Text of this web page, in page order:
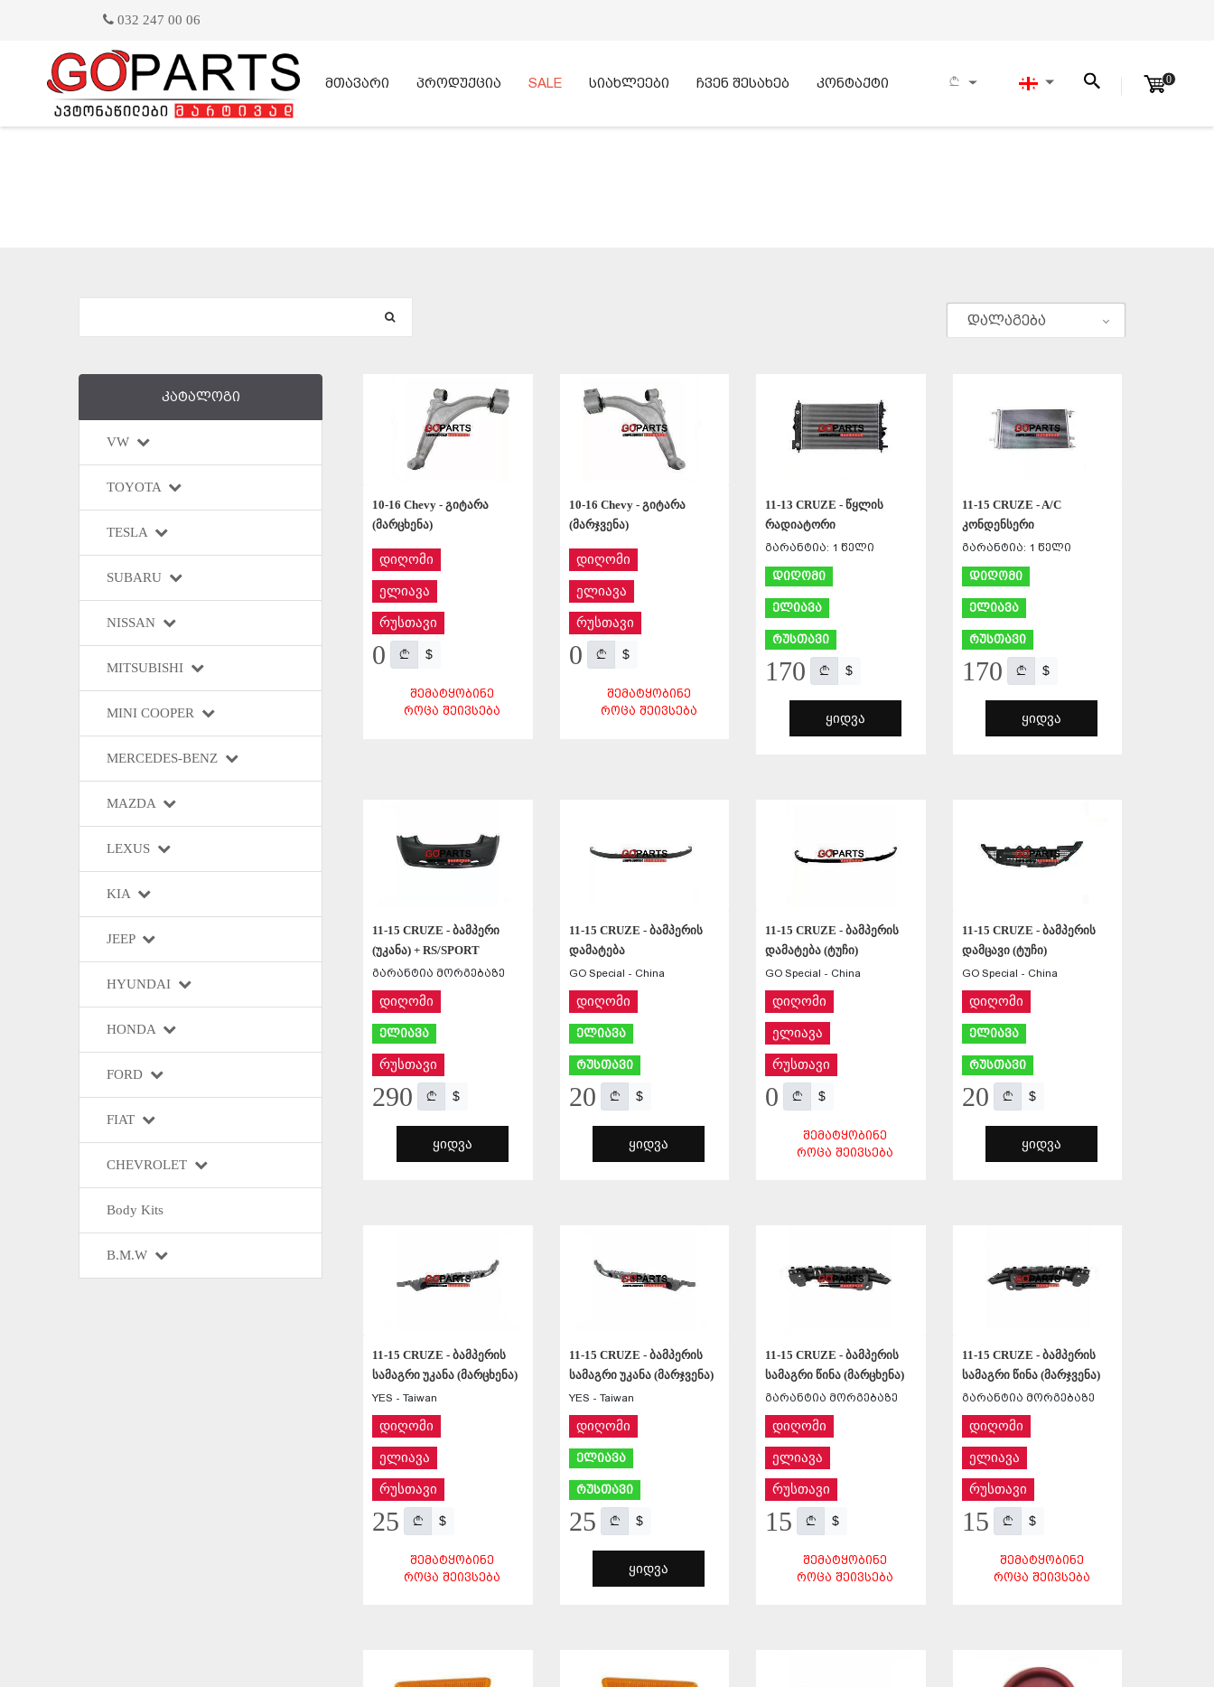
032 247 00 06
მთავარი პროდუქცია SALE სიახლეები ჩვენ შესახებ კონტაქტი 0
დალაგება
კატალოგი
VW
TOYOTA
TESLA
SUBARU
NISSAN
MITSUBISHI
MINI COOPER
MERCEDES-BENZ
MAZDA
LEXUS
KIA
JEEP
HYUNDAI
HONDA
FORD
FIAT
CHEVROLET
Body Kits
B.M.W
10-16 Chevy - გიტარა
(მარცხენა)
დიღომი
ელიავა
რუსთავი
0 $
ᲨᲔᲛᲐᲢᲧᲝᲑᲘᲜᲔ
ᲠᲝᲪᲐ ᲨᲔᲘᲕᲡᲔᲑᲐ
10-16 Chevy - გიტარა
(მარჯვენა)
დიღომი
ელიავა
რუსთავი
0 $
ᲨᲔᲛᲐᲢᲧᲝᲑᲘᲜᲔ
ᲠᲝᲪᲐ ᲨᲔᲘᲕᲡᲔᲑᲐ
11-13 CRUZE - წყლის
რადიატორი
გარანტია: 1 წელი
დიღომი
ელიავა
რუსთავი
170 $
ᲧᲘᲓᲕᲐ
11-15 CRUZE - A/C
კონდენსერი
გარანტია: 1 წელი
დიღომი
ელიავა
რუსთავი
170 $
ᲧᲘᲓᲕᲐ
11-15 CRUZE - ბამპერი
(უკანა) + RS/SPORT
გარანტია მორგებაზე
დიღომი
ელიავა
რუსთავი
290 $
ᲧᲘᲓᲕᲐ
11-15 CRUZE - ბამპერის
დამატება
GO Special - China
დიღომი
ელიავა
რუსთავი
20 $
ᲧᲘᲓᲕᲐ
11-15 CRUZE - ბამპერის
დამატება (ტუჩი)
GO Special - China
დიღომი
ელიავა
რუსთავი
0 $
ᲨᲔᲛᲐᲢᲧᲝᲑᲘᲜᲔ
ᲠᲝᲪᲐ ᲨᲔᲘᲕᲡᲔᲑᲐ
11-15 CRUZE - ბამპერის
დამცავი (ტუჩი)
GO Special - China
დიღომი
ელიავა
რუსთავი
20 $
ᲧᲘᲓᲕᲐ
11-15 CRUZE - ბამპერის
სამაგრი უკანა (მარცხენა)
YES - Taiwan
დიღომი
ელიავა
რუსთავი
25 $
ᲨᲔᲛᲐᲢᲧᲝᲑᲘᲜᲔ
ᲠᲝᲪᲐ ᲨᲔᲘᲕᲡᲔᲑᲐ
11-15 CRUZE - ბამპერის
სამაგრი უკანა (მარჯვენა)
YES - Taiwan
დიღომი
ელიავა
რუსთავი
25 $
ᲧᲘᲓᲕᲐ
11-15 CRUZE - ბამპერის
სამაგრი წინა (მარცხენა)
გარანტია მორგებაზე
დიღომი
ელიავა
რუსთავი
15 $
ᲨᲔᲛᲐᲢᲧᲝᲑᲘᲜᲔ
ᲠᲝᲪᲐ ᲨᲔᲘᲕᲡᲔᲑᲐ
11-15 CRUZE - ბამპერის
სამაგრი წინა (მარჯვენა)
გარანტია მორგებაზე
დიღომი
ელიავა
რუსთავი
15 $
ᲨᲔᲛᲐᲢᲧᲝᲑᲘᲜᲔ
ᲠᲝᲪᲐ ᲨᲔᲘᲕᲡᲔᲑᲐ